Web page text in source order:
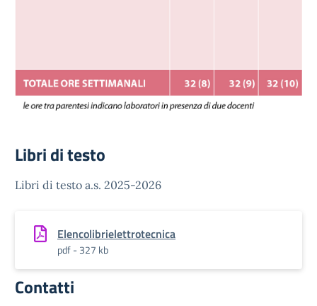
Libri di testo
Libri di testo a.s. 2025-2026
Elencolibrielettrotecnica
pdf - 327 kb
Contatti